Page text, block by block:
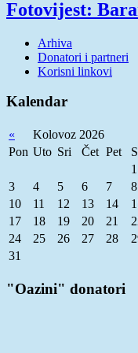
Fotovijest:
Arhiva
Donatori i partneri
Korisni linkovi
Kalendar
« Kolovoz 2026
Pon Uto Sri Čet Pet
1
3
4 5 6 7 8
10
11 12 13 14
17
18 19 20 21
24
25 26 27 28
31
"Oazini" donatori